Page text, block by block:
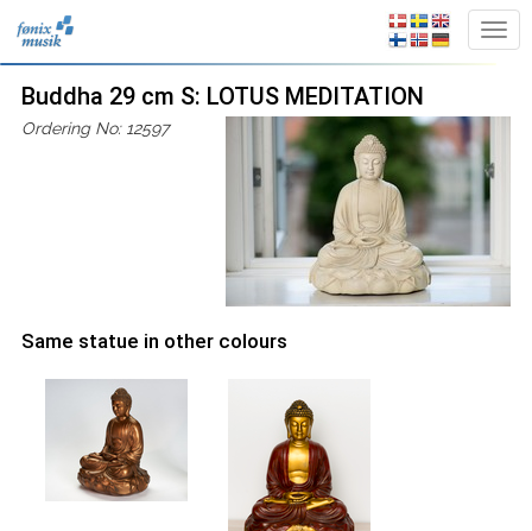
Buddha 29 cm S: LOTUS MEDITATION
Ordering No: 12597
Same statue in other colours